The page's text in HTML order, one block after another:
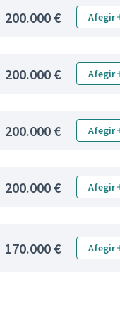
200.000 € Afegir
200.000 € Afegir
200.000 € Afegir
200.000 € Afegir
170.000 € Afegir